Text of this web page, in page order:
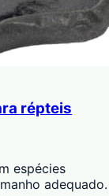
répteis
espécies
adequado.